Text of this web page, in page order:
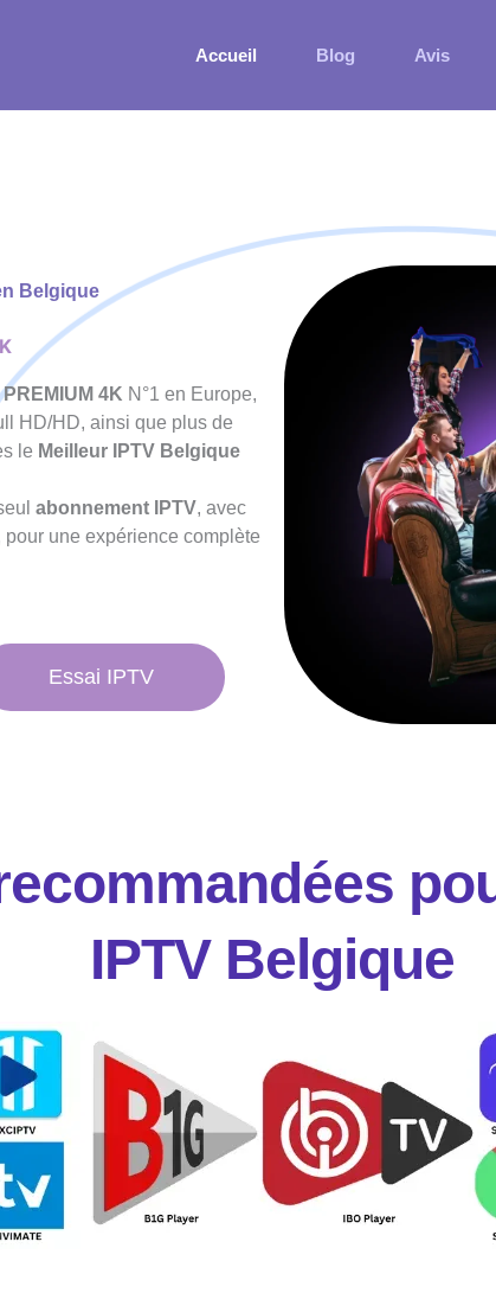
Accueil Blog Avis
Belgique
4K N°1 en Europe,
HD/HD, ainsi que plus de
le Meilleur IPTV Belgique
abonnement IPTV, avec
une expérience complète
Essai IPTV
IPTV Belgique